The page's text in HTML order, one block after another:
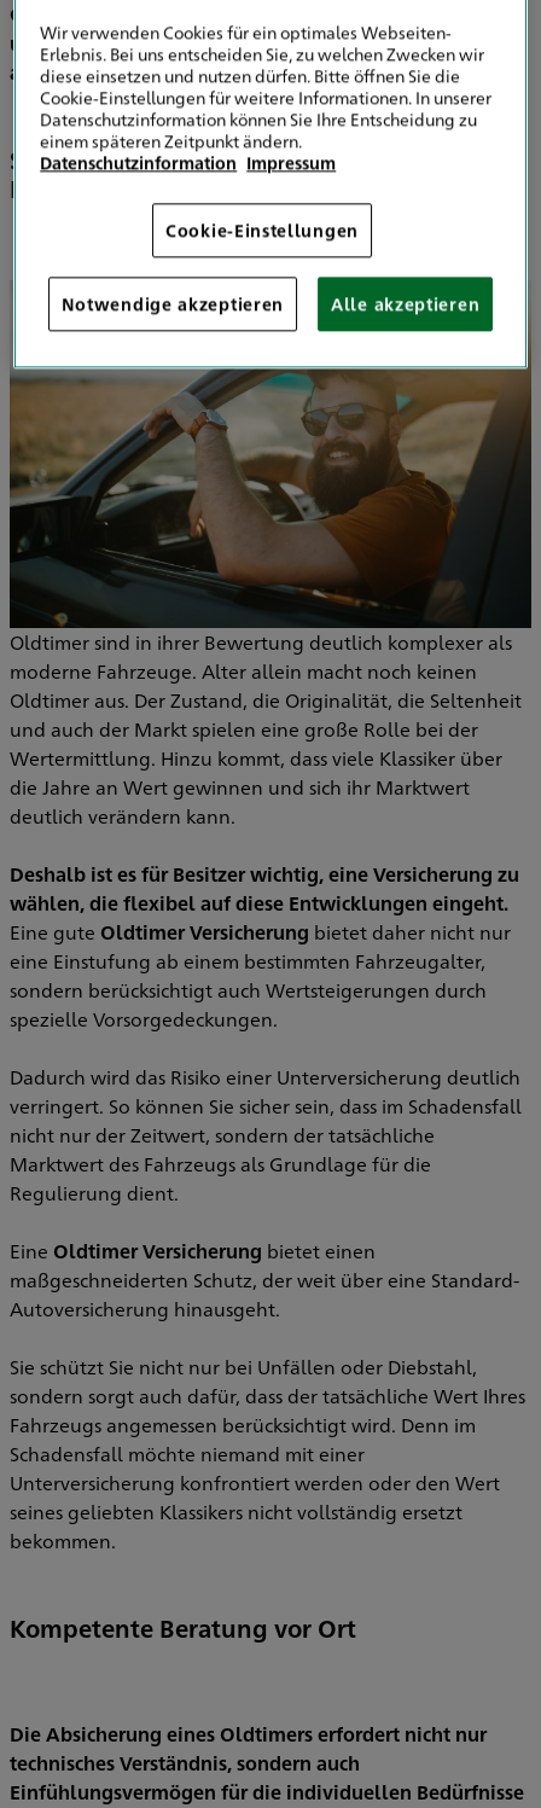
Gerade weil Oldtimer oft einen erheblichen materiellen
und ideellen Wert besitzen, ist es wichtig, diesen Schatz
auch rundum abzusichern.
Schutz, der sich an den Besonderheiten Ihres
Fahrzeugs orientiert
Oldtimer sind in ihrer Bewertung deutlich komplexer als
moderne Fahrzeuge. Alter allein macht noch keinen
Oldtimer aus. Der Zustand, die Originalität, die Seltenheit
und auch der Markt spielen eine große Rolle bei der
Wertermittlung. Hinzu kommt, dass viele Klassiker über
die Jahre an Wert gewinnen und sich ihr Marktwert
deutlich verändern kann.
Deshalb ist es für Besitzer wichtig, eine Versicherung zu
wählen, die flexibel auf diese Entwicklungen eingeht.
Eine gute Oldtimer Versicherung bietet daher nicht nur
eine Einstufung ab einem bestimmten Fahrzeugalter,
sondern berücksichtigt auch Wertsteigerungen durch
spezielle Vorsorgedeckungen.
Dadurch wird das Risiko einer Unterversicherung deutlich
verringert. So können Sie sicher sein, dass im Schadensfall
nicht nur der Zeitwert, sondern der tatsächliche
Marktwert des Fahrzeugs als Grundlage für die
Regulierung dient.
Eine Oldtimer Versicherung bietet einen
maßgeschneiderten Schutz, der weit über eine Standard-
Autoversicherung hinausgeht.
Sie schützt Sie nicht nur bei Unfällen oder Diebstahl,
sondern sorgt auch dafür, dass der tatsächliche Wert Ihres
Fahrzeugs angemessen berücksichtigt wird. Denn im
Schadensfall möchte niemand mit einer
Unterversicherung konfrontiert werden oder den Wert
seines geliebten Klassikers nicht vollständig ersetzt
bekommen.
Kompetente Beratung vor Ort
Die Absicherung eines Oldtimers erfordert nicht nur
technisches Verständnis, sondern auch
Einfühlungsvermögen für die individuellen Bedürfnisse
Wir verwenden Cookies für ein optimales Webseiten-
Erlebnis. Bei uns entscheiden Sie, zu welchen Zwecken wir
diese einsetzen und nutzen dürfen. Bitte öffnen Sie die
Cookie-Einstellungen für weitere Informationen. In unserer
Datenschutzinformation können Sie Ihre Entscheidung zu
einem späteren Zeitpunkt ändern.
Datenschutzinformation Impressum
Cookie-Einstellungen
Notwendige akzeptieren Alle akzeptieren